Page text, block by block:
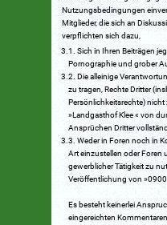
Nutzungsbedingungen
Mitglieder, die sich an
verpflichten sich dazu,
Sich in Ihren Beiträgen
Pornographie und grober
Die alleinige
zu tragen, Rechte Dritter
Persönlichkeitsrechte) nicht
»Landgasthof Klee « von
Ansprüchen Dritter
Weder in Foren noch in
Art einzustellen oder Foren
gewerblicher Tätigkeit zu
Veröffentlichung von
Es besteht keinerlei
eingereichten